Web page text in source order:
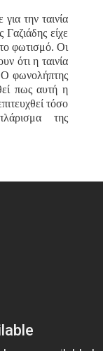
την ταινία
είχε
φωτισμό. Oι
ότι η ταινία
O φωνολήπτης
πως αυτή η
τόσο
της